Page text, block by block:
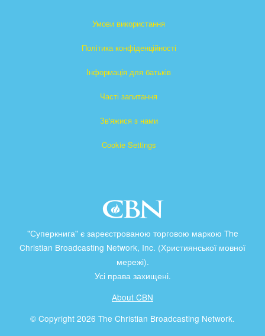
Умови використання
Політика конфіденційності
Інформація для батьків
Часті запитання
Зв'яжися з нами
Cookie Settings
"Суперкнига" є зареєстрованою торговою маркою The
Christian Broadcasting Network, Inc. (Християнської мовної
мережі).
Усі права захищені.
About CBN
© Copyright 2026 The Christian Broadcasting Network.